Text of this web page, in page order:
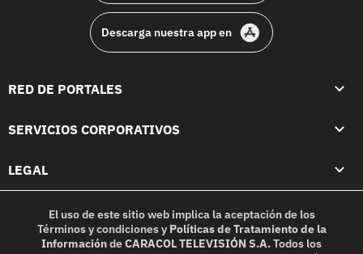
Descarga nuestra app en
RED DE PORTALES
SERVICIOS CORPORATIVOS
LEGAL
El uso de este sitio web implica la aceptación de los
Términos y condicionesy Políticas de Tratamiento de la
InformacióndeCARACOL TELEVISIÓN S.A.Todos los